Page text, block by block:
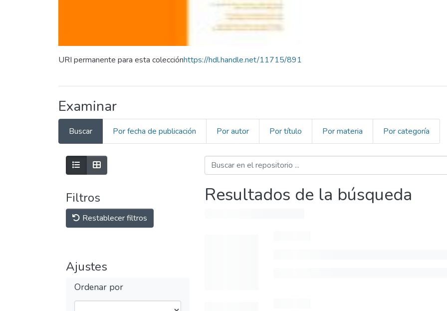
URI permanente para esta colecciónhttps://hdl.handle.net/11715/891
Examinar
Buscar Por fecha de publicación Por autor Por título Por materia Por categoría
Filtros
Restablecer filtros
Ajustes
Ordenar por
Resultados de la búsqueda